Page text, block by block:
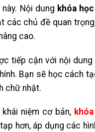
Nội dung khóa
các chủ đề quan
cao.
tiếp cận với nội dung
Bạn sẽ học cách
chữ nhật.
niệm cơ bản,
hơn, áp dụng các